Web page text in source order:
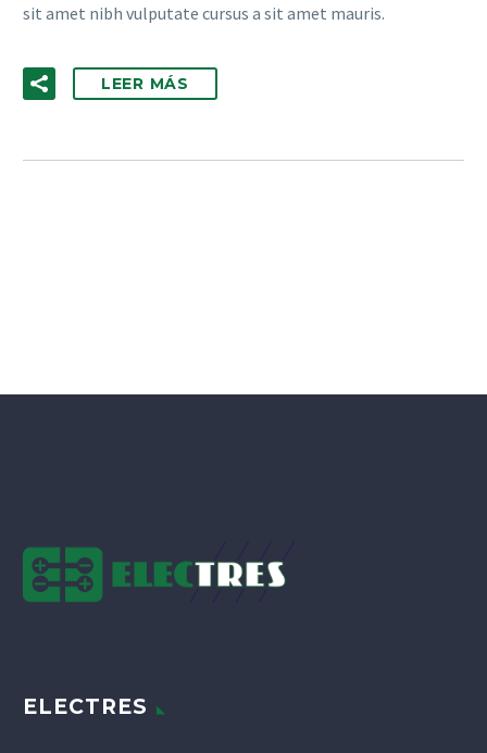
sit amet nibh vulputate cursus a sit amet mauris.
LEER MÁS
ELECTRES